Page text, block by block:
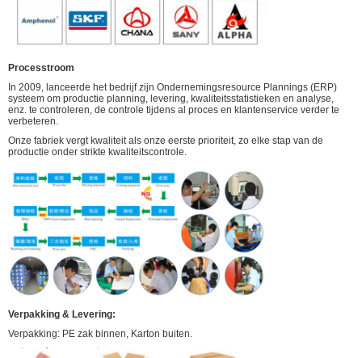
Processtroom
In 2009, lanceerde het bedrijf zijn Ondernemingsresource Plannings (ERP)
systeem om productie planning, levering, kwaliteitsstatistieken en analyse,
enz. te controleren, de controle tijdens al proces en klantenservice verder te
verbeteren.
Onze fabriek vergt kwaliteit als onze eerste prioriteit, zo elke stap van de
productie onder strikte kwaliteitscontrole.
Verpakking & Levering:
Verpakking: PE zak binnen, Karton buiten.